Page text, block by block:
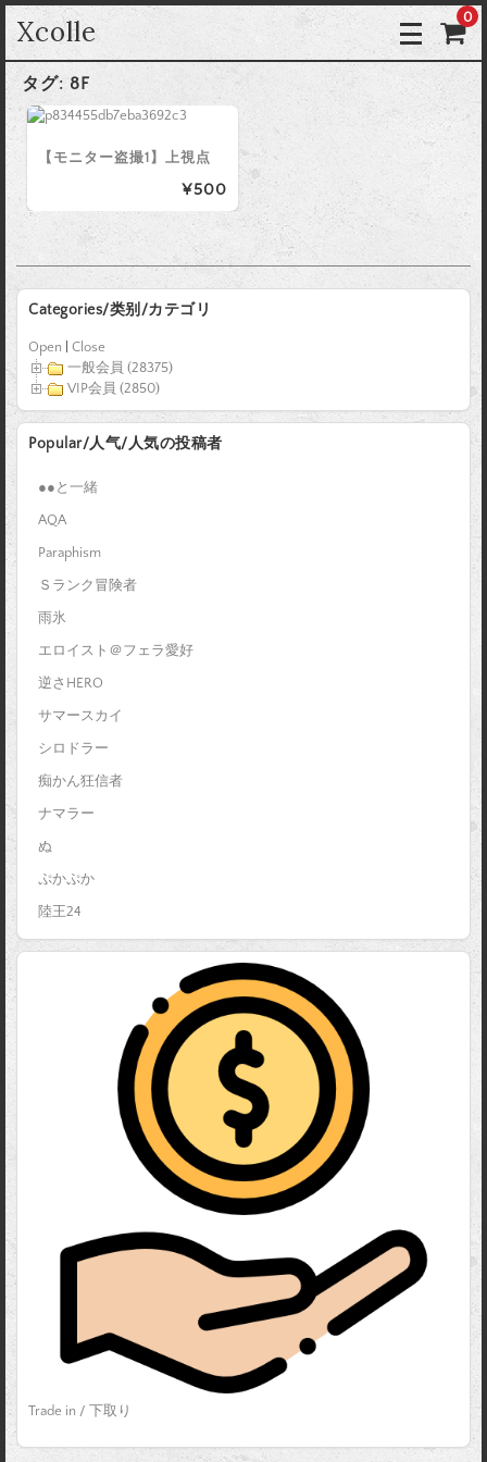
Xcolle 0
タグ: 8F
【モニター盗撮1】上視点
¥500
Categories/类别/カテゴリ
Open
Close
一般会員 (28375)
VIP会員 (2850)
Popular/人气/人気の投稿者
●●と一緒
AQA
Paraphism
Ｓランク冒険者
雨氷
エロイスト＠フェラ愛好
逆さHERO
サマースカイ
シロドラー
痴かん狂信者
ナマラー
ぬ
ぷかぷか
陸王24
Trade in / 下取り